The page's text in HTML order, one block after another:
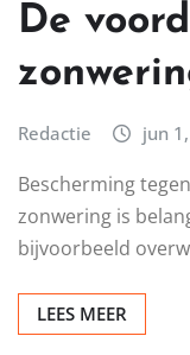
De
Redactie jun
Bescherming
zonwering is
bijvoorbeeld
LEES MEER